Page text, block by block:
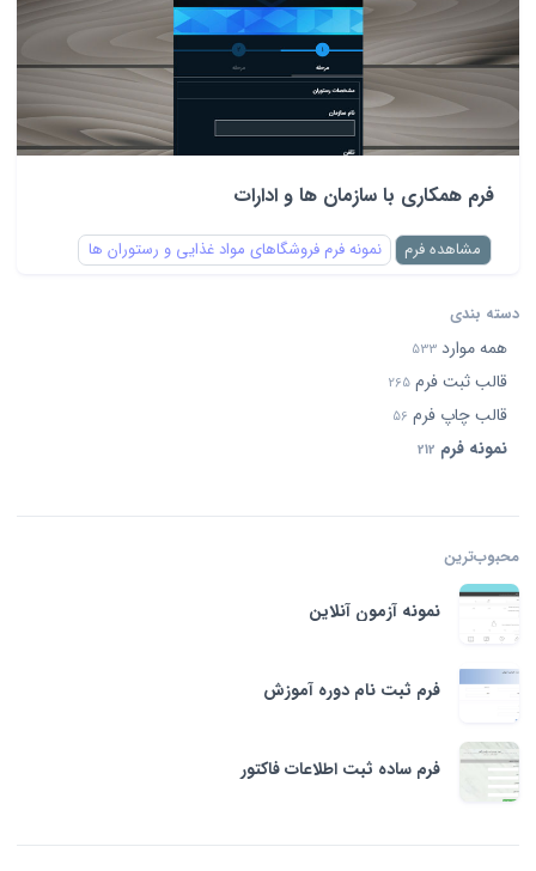
فرم همکاری با سازمان ها و ادارات
مشاهده فرم نمونه فرم فروشگاهای مواد غذایی و رستوران ها
دسته بندی
همه موارد 533
قالب ثبت فرم 265
قالب چاپ فرم 56
نمونه فرم 212
محبوب‌ترین‌
نمونه آزمون آنلاین
فرم ثبت نام دوره آموزش
فرم ساده ثبت اطلاعات فاکتور